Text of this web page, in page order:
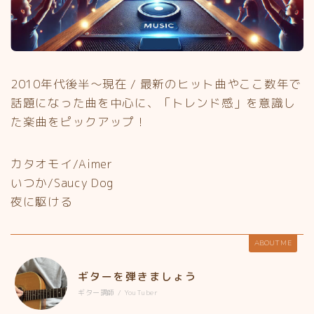
2010年代後半〜現在 / 最新のヒット曲やここ数年で
話題になった曲を中心に、「トレンド感」を意識し
た楽曲をピックアップ！
カタオモイ/Aimer
いつか/Saucy Dog
夜に駆ける
ABOUT ME
ギターを弾きましょう
ギター講師 / YouTuber